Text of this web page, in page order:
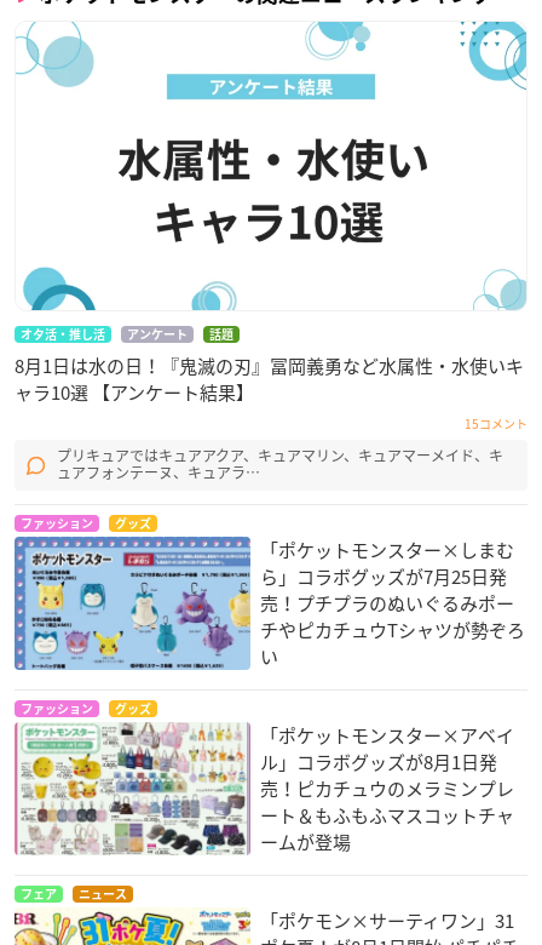
オタ活・推し活 アンケート 話題
8月1日は水の日！『鬼滅の刃』冨岡義勇など水属性・水使いキ
ャラ10選 【アンケート結果】
15コメント
プリキュアではキュアアクア、キュアマリン、キュアマーメイド、キ
ュアフォンテーヌ、キュアラ…
ファッション グッズ
「ポケットモンスター×しまむ
ら」コラボグッズが7月25日発
売！プチプラのぬいぐるみポー
チやピカチュウTシャツが勢ぞろ
い
ファッション グッズ
「ポケットモンスター×アベイ
ル」コラボグッズが8月1日発
売！ピカチュウのメラミンプレ
ート＆もふもふマスコットチャ
ームが登場
フェア ニュース
「ポケモン×サーティワン」31